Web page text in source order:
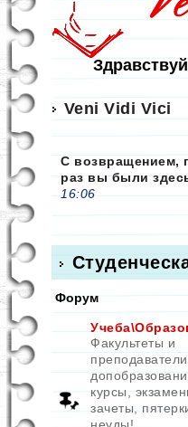
Veni Vidi Vici
С возвращением,
раз вы были
16:06
Форум
Факультеты и
курсы,
зачеты,